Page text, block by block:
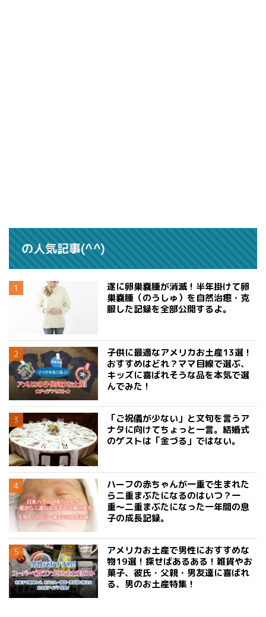
の人気記事(^^)
遂に卵巣嚢腫が消滅！半年掛けて卵
巣嚢腫（のうしゅ）を自然治癒・克
服した記録を全部公開するよ。
子供に最適なアメリカお土産13選！
おすすめはどれ？ママ目線で選ぶ、
キッズに喜ばれそうな品を本気で選
んでみた！
「ご祝儀が少ない」と文句を言うア
ナタに向けてちょっと一言。結婚式
のゲストは「金づる」ではない。
ハーフの赤ちゃんが一重で生まれた
ら二重まぶたになるのはいつ？一
重〜二重まぶたになった一年間の息
子の成長記録。
アメリカお土産で男性におすすめな
物19選！探せばあるある！雑貨やお
菓子、彼氏・父親・男友達に喜ばれ
る、男のお土産特集！